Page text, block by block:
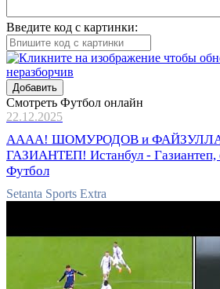
Введите код с картинки:
Добавить
Смотреть Футбол онлайн
22.12.2025
АААА! ШОМУРОДОВ и
ГАЗИАНТЕП! Истанбул - Газиантеп,
Футбол
Setanta Sports Extra